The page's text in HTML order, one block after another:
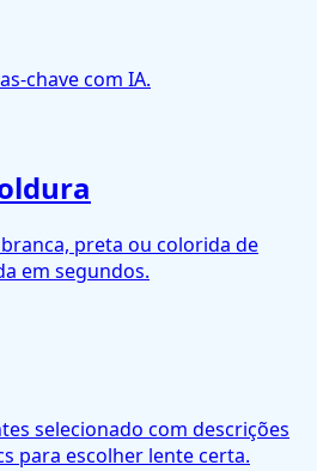
chave com IA.
preta ou colorida de
em segundos.
selecionado com descrições
para escolher lente certa.